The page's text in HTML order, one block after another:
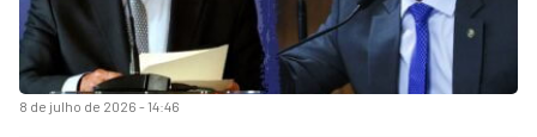
8 de julho de 2026 - 14:46